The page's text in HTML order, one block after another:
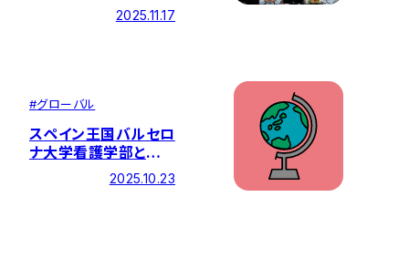
2025.11.17
#グローバル
スペイン王国バルセロ
ナ大学看護学部と学
術交流協定を調印しま
2025.10.23